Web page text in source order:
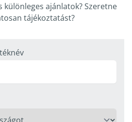
különleges ajánlatok? Szeretne
tájékoztatást?